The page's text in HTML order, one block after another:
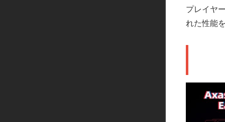
プレイヤ
れた性能